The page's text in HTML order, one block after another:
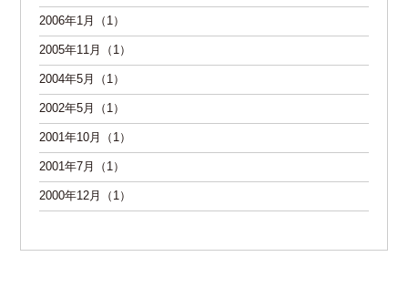
2006年1月（1）
2005年11月（1）
2004年5月（1）
2002年5月（1）
2001年10月（1）
2001年7月（1）
2000年12月（1）